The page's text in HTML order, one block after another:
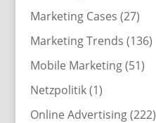
Marketing Cases (27)
Marketing Trends (136)
Mobile Marketing(51)
Netzpolitik(1)
Online Advertising(222)